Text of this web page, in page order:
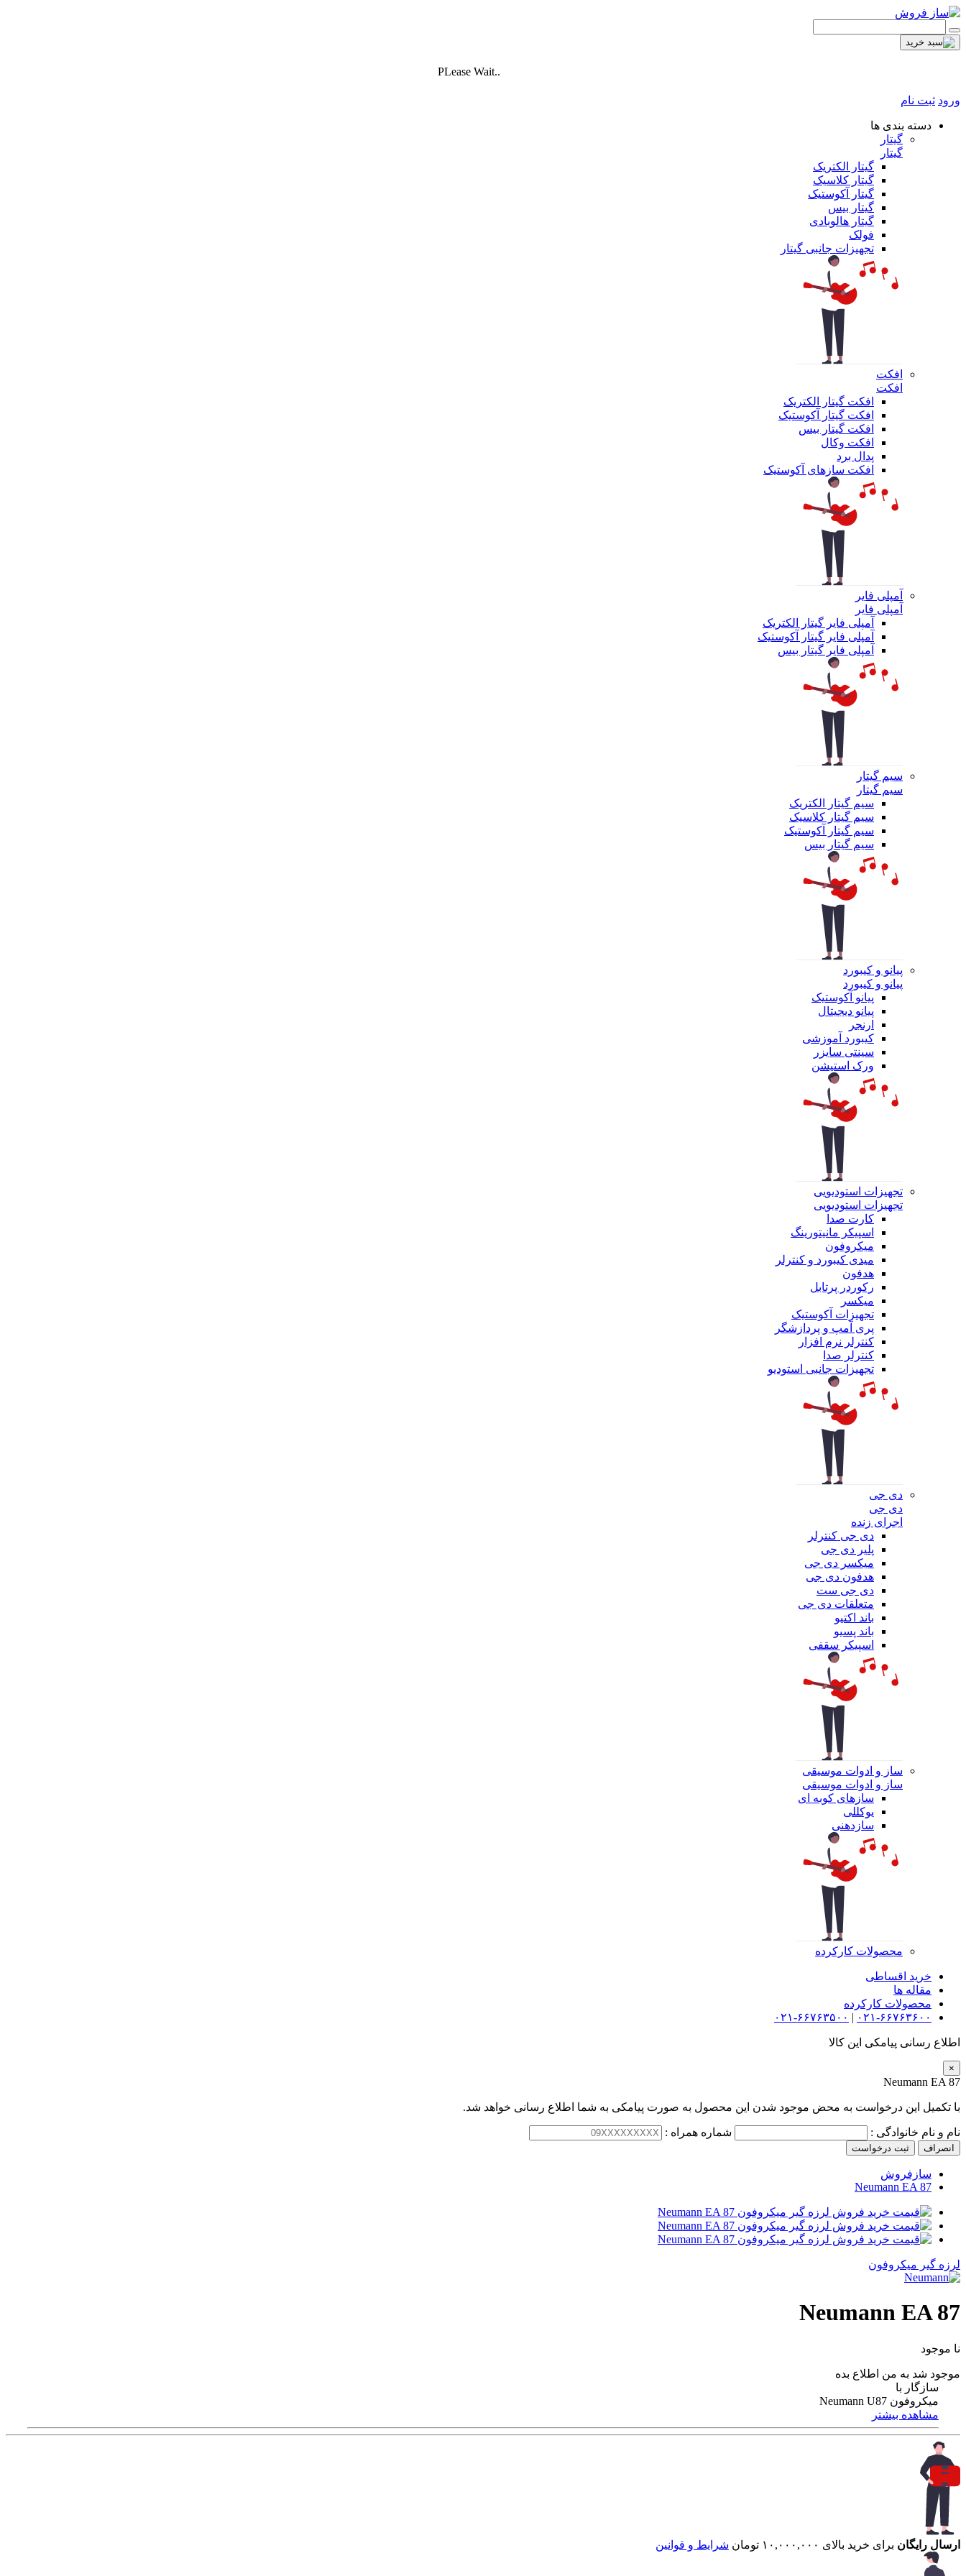
PLease Wait..
ورود ثبت نام
دسته بندی ها
گیتار
گیتار
گیتار الکتریک
گیتار کلاسیک
گیتار آکوستیک
گیتار بیس
گیتار هالوبادی
فولک
تجهیزات جانبی گیتار
افکت
افکت
افکت گیتار الکتریک
افکت گیتار آکوستیک
افکت گیتار بیس
افکت وکال
پدال برد
افکت سازهای آکوستیک
آمپلی فایر
آمپلی فایر
آمپلی فایر گیتار الکتریک
آمپلی فایر گیتار آکوستیک
آمپلی فایر گیتار بیس
سیم گیتار
سیم گیتار
سیم گیتار الکتریک
سیم گیتار کلاسیک
سیم گیتار آکوستیک
سیم گیتار بیس
پیانو و کیبورد
پیانو و کیبورد
پیانو آکوستیک
پیانو دیجیتال
ارنجر
کیبورد آموزشی
سینتی سایزر
ورک استیشن
تجهیزات استودیویی
تجهیزات استودیویی
کارت صدا
اسپیکر مانیتورینگ
میکروفون
میدی کیبورد و کنترلر
هدفون
رکوردر پرتابل
میکسر
تجهیزات آکوستیک
پری آمپ و پردازشگر
کنترلر نرم افزار
کنترلر صدا
تجهیزات جانبی استودیو
دی جی
دی جی
اجرای زنده
دی جی کنترلر
پلیر دی جی
میکسر دی جی
هدفون دی جی
دی جی ست
متعلقات دی جی
باند اکتیو
باند پسیو
اسپیکر سقفی
ساز و ادوات موسیقی
ساز و ادوات موسیقی
سازهای کوبه ای
یوکللی
سازدهنی
محصولات کارکرده
خرید اقساطی
مقاله ها
محصولات کارکرده
۰۲۱-۶۶۷۶۳۶۰۰ | ۰۲۱-۶۶۷۶۳۵۰۰
اطلاع رسانی پیامکی این کالا
×
Neumann EA 87
با تکمیل این درخواست به محض موجود شدن این محصول به صورت پیامکی به شما اطلاع رسانی خواهد شد.
نام و نام خانوادگی : شماره همراه :
انصراف ثبت درخواست
سازفروش
Neumann EA 87
لرزه گیر میکروفون
Neumann EA 87
نا موجود
موجود شد به من اطلاع بده
سازگار با
میکروفون Neumann U87
مشاهده بیشتر
ارسال رایگان برای خرید بالای ۱۰,۰۰۰,۰۰۰ تومان شرایط و قوانین